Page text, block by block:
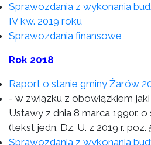
Sprawozdania z wykonania
IV kw. 2019 roku
Sprawozdania finansowe
Rok 2018
Raport o stanie gminy Żarów
- w związku z obowiązkiem jaki
Ustawy z dnia 8 marca 1990r.
(tekst jedn. Dz. U. z 2019 r. poz.
Sprawozdania z wykonania